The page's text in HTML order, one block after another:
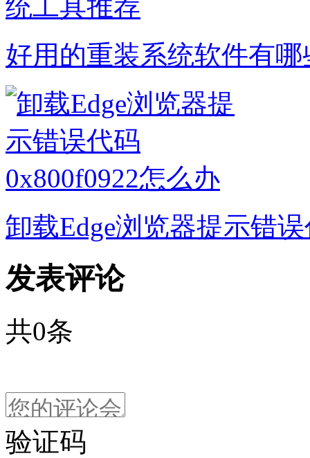
好用的重装系统软件有
卸载Edge浏览器提示错
发表评论
共0条
验证码